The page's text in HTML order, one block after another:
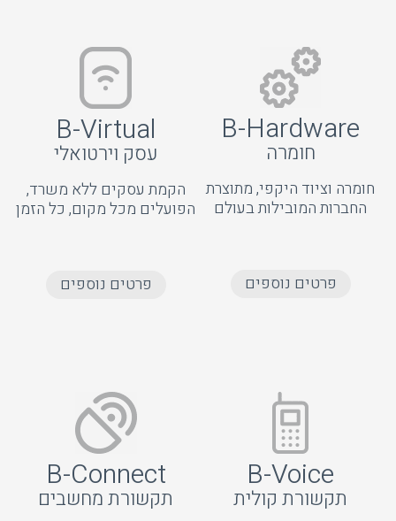
B-Virtual
עסק וירטואלי
הקמת עסקים ללא משרד,
הפועלים מכל מקום, כל הזמן
פרטים נוספים
B-Hardware
חומרה
חומרה וציוד היקפי, מתוצרת
החברות המובילות בעולם
פרטים נוספים
B-Connect
תקשורת מחשבים
B-Voice
תקשורת קולית